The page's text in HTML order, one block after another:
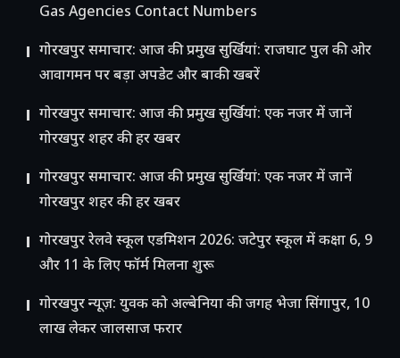
Gas Agencies Contact Numbers
गोरखपुर समाचार: आज की प्रमुख सुर्खियां: राजघाट पुल की ओर
आवागमन पर बड़ा अपडेट और बाकी खबरें
गोरखपुर समाचार: आज की प्रमुख सुर्खियां: एक नजर में जानें
गोरखपुर शहर की हर खबर
गोरखपुर समाचार: आज की प्रमुख सुर्खियां: एक नजर में जानें
गोरखपुर शहर की हर खबर
गोरखपुर रेलवे स्कूल एडमिशन 2026: जटेपुर स्कूल में कक्षा 6, 9
और 11 के लिए फॉर्म मिलना शुरू
गोरखपुर न्यूज़: युवक को अल्बेनिया की जगह भेजा सिंगापुर, 10
लाख लेकर जालसाज फरार